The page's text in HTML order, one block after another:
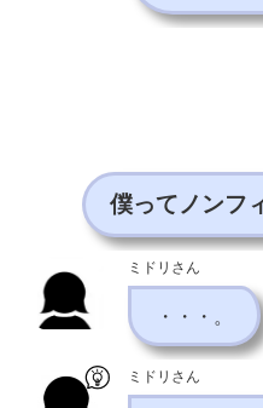
僕ってノンフ
ミドリさん
・・・。
ミドリさん